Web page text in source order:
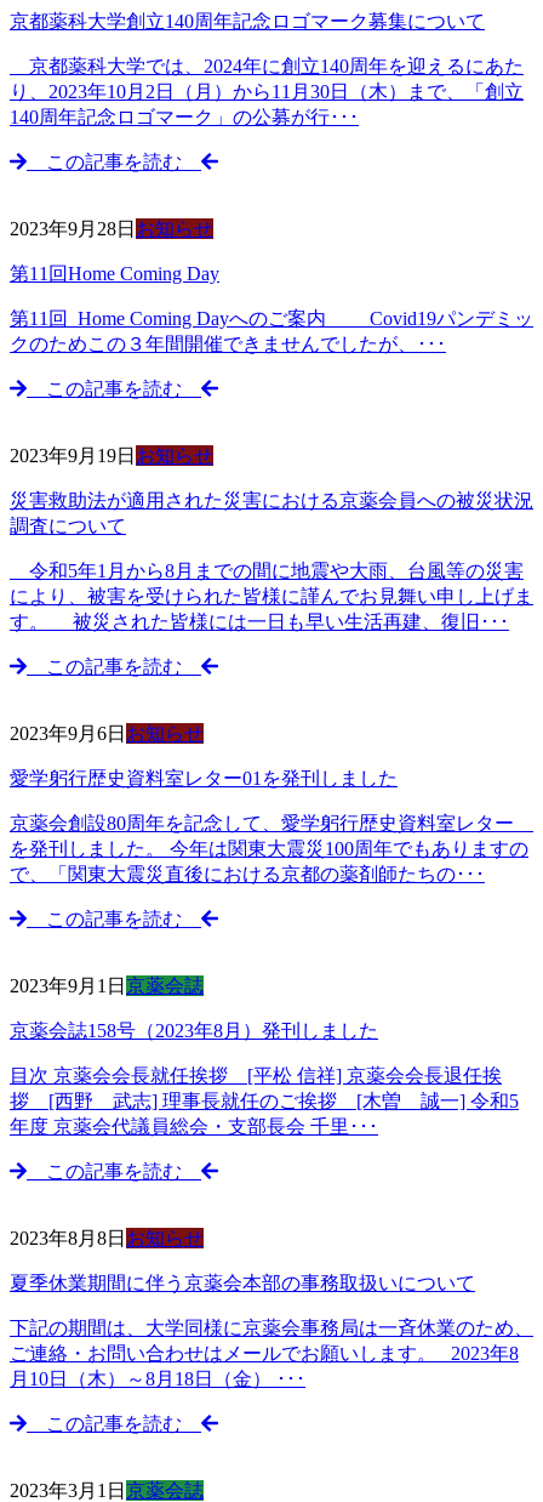
京都薬科大学創立140周年記念ロゴマーク募集について
京都薬科大学では、2024年に創立140周年を迎えるにあた
り、2023年10月2日（月）から11月30日（木）まで、「創立
140周年記念ロゴマーク」の公募が行･･･
この記事を読む
2023年9月28日 お知らせ
第11回Home Coming Day
第11回 Home Coming Dayへのご案内 Covid19パンデミッ
クのためこの３年間開催できませんでしたが、･･･
この記事を読む
2023年9月19日 お知らせ
災害救助法が適用された災害における京薬会員への被災状況
調査について
令和5年1月から8月までの間に地震や大雨、台風等の災害
により、被害を受けられた皆様に謹んでお見舞い申し上げま
す。 被災された皆様には一日も早い生活再建、復旧･･･
この記事を読む
2023年9月6日 お知らせ
愛学躬行歴史資料室レター01を発刊しました
京薬会創設80周年を記念して、愛学躬行歴史資料室レター
を発刊しました。 今年は関東大震災100周年でもありますの
で、「関東大震災直後における京都の薬剤師たちの･･･
この記事を読む
2023年9月1日 京薬会誌
京薬会誌158号（2023年8月）発刊しました
目次 京薬会会長就任挨拶 [平松 信祥] 京薬会会長退任挨
拶 [西野 武志] 理事長就任のご挨拶 [木曽 誠一] 令和5
年度 京薬会代議員総会・支部長会 千里･･･
この記事を読む
2023年8月8日 お知らせ
夏季休業期間に伴う京薬会本部の事務取扱いについて
下記の期間は、大学同様に京薬会事務局は一斉休業のため、
ご連絡・お問い合わせはメールでお願いします。 2023年8
月10日（木）～8月18日（金） ･･･
この記事を読む
2023年3月1日 京薬会誌